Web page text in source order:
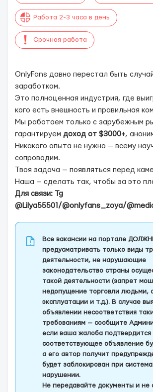
Работа 2-3 часа в день
Срочная работа
​​​​OnlyFans давно перестал быть
заработком.
Это полноценная индустрия, где
кого есть внешность и правильная
Мы работаем только с зарубежным
гарантируем доход от $3000+,
Никакого опыта не нужно — всему
сопроводим.
Твоя задача — появляться перед
Наша — сделать так, чтобы за это
Для связи: Tg
@Lilya55501/@onlyfans_zoya/
Все вакансии на портале
предусматривать только виды
деятельности, не нарушающие
законодательство страны
такой деятельности (запрет
недопущение торговли людьми,
эксплуатации и т.д.). В случае
объявлении несоответствия
требованиям — сообщите
если ваша жалоба
соответствующее объявление
а его автор получит
будет заблокирован при
нарушении.
Не передавайте документы и не